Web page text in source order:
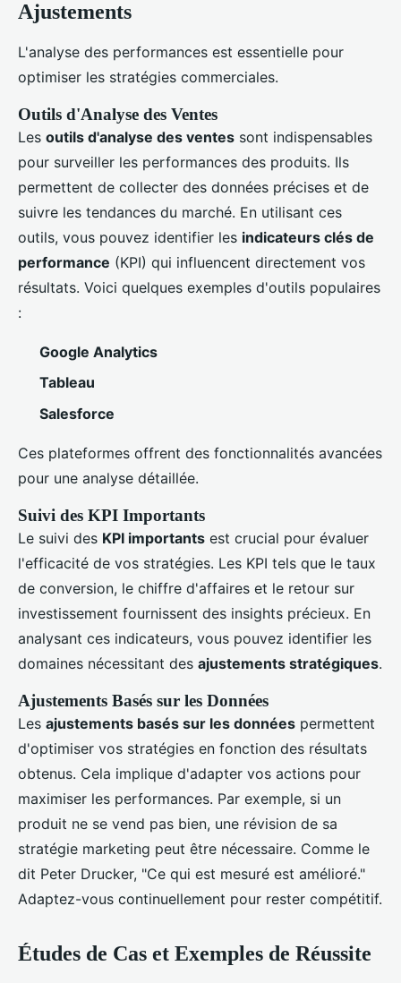
Ajustements
L'analyse des performances est essentielle pour
optimiser les stratégies commerciales.
Outils d'Analyse des Ventes
Les outils d'analyse des ventes sont indispensables
pour surveiller les performances des produits. Ils
permettent de collecter des données précises et de
suivre les tendances du marché. En utilisant ces
outils, vous pouvez identifier les indicateurs clés de
performance (KPI) qui influencent directement vos
résultats. Voici quelques exemples d'outils populaires
:
Google Analytics
Tableau
Salesforce
Ces plateformes offrent des fonctionnalités avancées
pour une analyse détaillée.
Suivi des KPI Importants
Le suivi des KPI importants est crucial pour évaluer
l'efficacité de vos stratégies. Les KPI tels que le taux
de conversion, le chiffre d'affaires et le retour sur
investissement fournissent des insights précieux. En
analysant ces indicateurs, vous pouvez identifier les
domaines nécessitant des ajustements stratégiques.
Ajustements Basés sur les Données
Les ajustements basés sur les données permettent
d'optimiser vos stratégies en fonction des résultats
obtenus. Cela implique d'adapter vos actions pour
maximiser les performances. Par exemple, si un
produit ne se vend pas bien, une révision de sa
stratégie marketing peut être nécessaire. Comme le
dit Peter Drucker, "Ce qui est mesuré est amélioré."
Adaptez-vous continuellement pour rester compétitif.
Études de Cas et Exemples de Réussite